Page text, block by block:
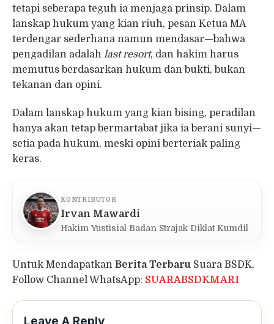
tetapi seberapa teguh ia menjaga prinsip. Dalam
lanskap hukum yang kian riuh, pesan Ketua MA
terdengar sederhana namun mendasar—bahwa
pengadilan adalah last resort, dan hakim harus
memutus berdasarkan hukum dan bukti, bukan
tekanan dan opini.
Dalam lanskap hukum yang kian bising, peradilan
hanya akan tetap bermartabat jika ia berani sunyi—
setia pada hukum, meski opini berteriak paling
keras.
KONTRIBUTOR
Irvan Mawardi
Hakim Yustisial Badan Strajak Diklat Kumdil
Untuk Mendapatkan Berita Terbaru Suara BSDK,
Follow Channel WhatsApp: SUARABSDKMARI
Leave A Reply